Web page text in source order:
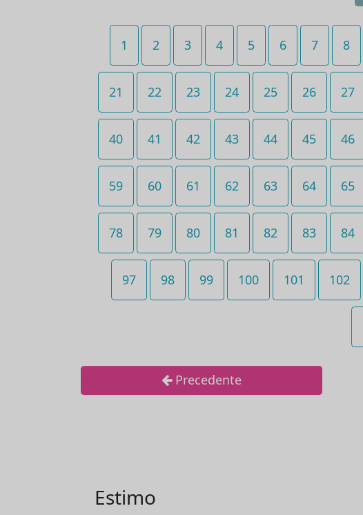
1 2 3 4 5 6 7 8
21 22 23 24 25 26 27
40 41 42 43 44 45 46
59 60 61 62 63 64 65
78 79 80 81 82 83 84
97 98 99 100 101 102
Precedente
Estimo